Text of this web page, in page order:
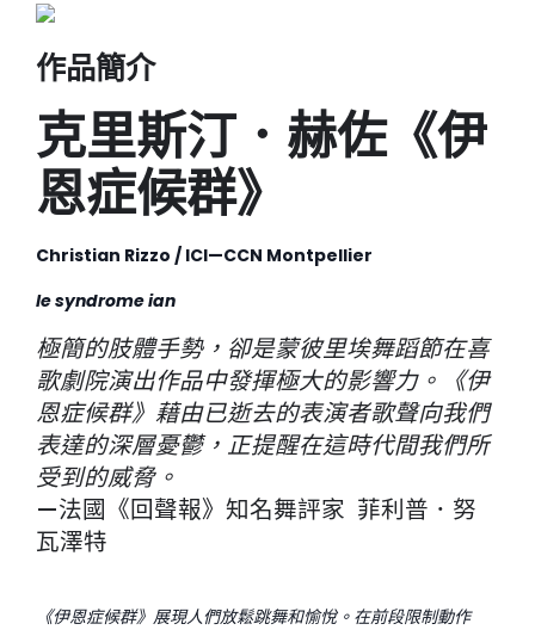
作品簡介
克里斯汀．赫佐《伊
恩症候群》
Christian Rizzo / ICI—CCN Montpellier
le syndrome ian
極簡的肢體手勢，卻是蒙彼里埃舞蹈節在喜
歌劇院演出作品中發揮極大的影響力。《伊
恩症候群》藉由已逝去的表演者歌聲向我們
表達的深層憂鬱，正提醒在這時代間我們所
受到的威脅。
—法國《回聲報》知名舞評家 菲利普．努
瓦澤特
《伊恩症候群》展現人們放鬆跳舞和愉悅。在前段限制動作